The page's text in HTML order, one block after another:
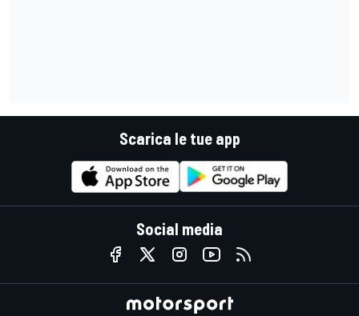
Scarica le tue app
Social media